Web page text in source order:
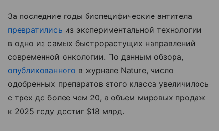
За последние годы биспецифические антитела
превратились из экспериментальной технологии
в одно из самых быстрорастущих направлений
современной онкологии. По данным обзора,
опубликованного в журнале Nature, число
одобренных препаратов этого класса увеличилось
с трех до более чем 20, а объем мировых продаж
к 2025 году достиг $18 млрд.